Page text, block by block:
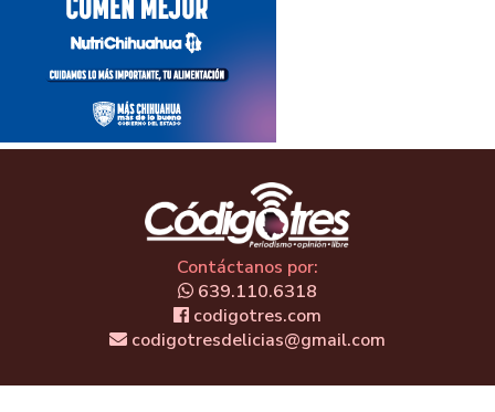
Contáctanos por:
639.110.6318
codigotres.com
codigotresdelicias@gmail.com